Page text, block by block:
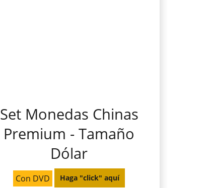
Set Monedas Chinas
Premium - Tamaño
Dólar
Con DVD Haga "click" aquí